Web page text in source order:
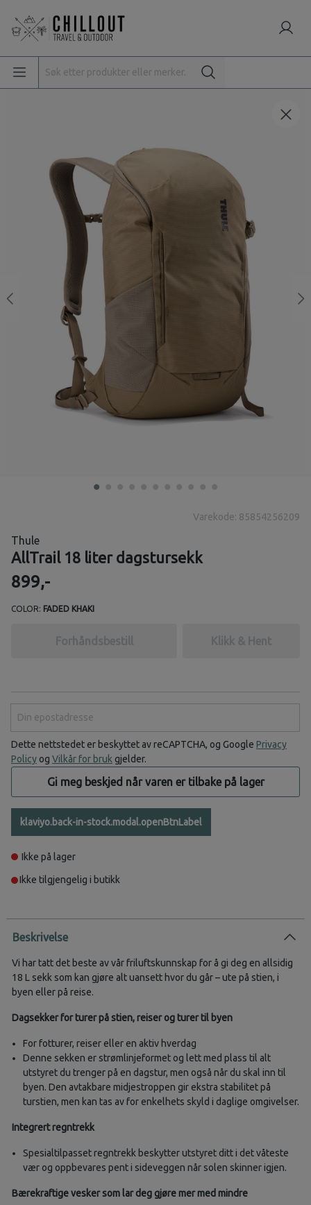
Varekode: 85854256209
Thule
AllTrail 18 liter dagstursekk
899,-
COLOR: FADED KHAKI
Forhåndsbestill Klikk & Hent
Dette nettstedet er beskyttet av reCAPTCHA, og Google Privacy
Policy og Vilkår for bruk gjelder.
Gi meg beskjed når varen er tilbake på lager
klaviyo.back-in-stock.modal.openBtnLabel
Ikke på lager
Ikke tilgjengelig i butikk
Beskrivelse
Vi har tatt det beste av vår friluftskunnskap for å gi deg en allsidig
18 L sekk som kan gjøre alt uansett hvor du går – ute på stien, i
byen eller på reise.
Dagsekker for turer på stien, reiser og turer til byen
For fotturer, reiser eller en aktiv hverdag
Denne sekken er strømlinjeformet og lett med plass til alt
utstyret du trenger på en dagstur, men også når du skal inn til
byen. Den avtakbare midjestroppen gir ekstra stabilitet på
turstien, men kan tas av for enkelhets skyld i daglige omgivelser.
Integrert regntrekk
Spesialtilpasset regntrekk beskytter utstyret ditt i det våteste
vær og oppbevares pent i sideveggen når solen skinner igjen.
Bærekraftige vesker som lar deg gjøre mer med mindre